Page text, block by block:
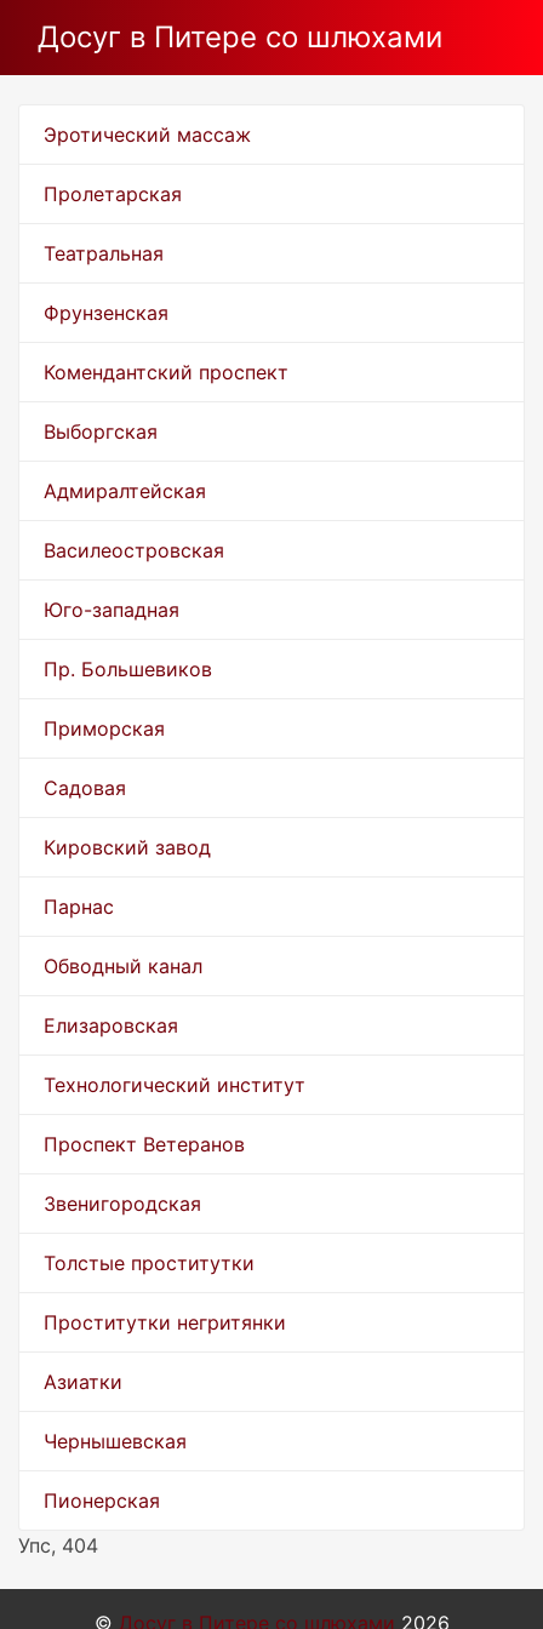
Досуг в Питере со шлюхами
Эротический массаж
Пролетарская
Театральная
Фрунзенская
Комендантский проспект
Выборгская
Адмиралтейская
Василеостровская
Юго-западная
Пр. Большевиков
Приморская
Садовая
Кировский завод
Парнас
Обводный канал
Елизаровская
Технологический институт
Проспект Ветеранов
Звенигородская
Толстые проститутки
Проститутки негритянки
Азиатки
Чернышевская
Пионерская
Упс, 404
© Досуг в Питере со шлюхами 2026